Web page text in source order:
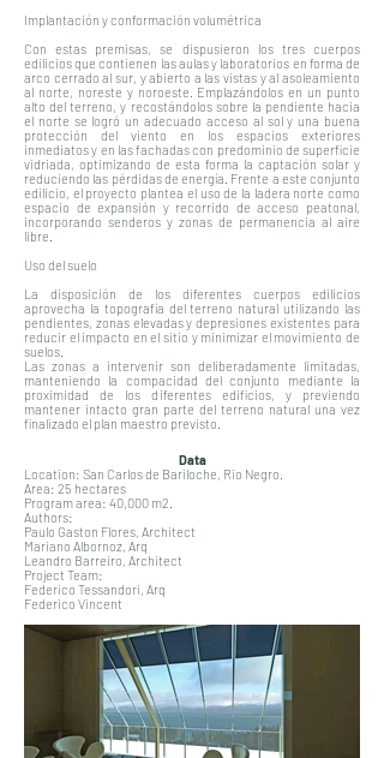
Implantación y conformación volumétrica
Con estas premisas, se dispusieron los tres cuerpos
edilicios que contienen las aulas y laboratorios en forma de
arco cerrado al sur, y abierto a las vistas y al asoleamiento
al norte, noreste y noroeste. Emplazándolos en un punto
alto del terreno, y recostándolos sobre la pendiente hacia
el norte se logró un adecuado acceso al sol y una buena
protección del viento en los espacios exteriores
inmediatos y en las fachadas con predominio de superficie
vidriada, optimizando de esta forma la captación solar y
reduciendo las pérdidas de energía. Frente a este conjunto
edilicio, el proyecto plantea el uso de la ladera norte como
espacio de expansión y recorrido de acceso peatonal,
incorporando senderos y zonas de permanencia al aire
libre.
Uso del suelo
La disposición de los diferentes cuerpos edilicios
aprovecha la topografía del terreno natural utilizando las
pendientes, zonas elevadas y depresiones existentes para
reducir el impacto en el sitio y minimizar el movimiento de
suelos.
Las zonas a intervenir son deliberadamente limitadas,
manteniendo la compacidad del conjunto mediante la
proximidad de los diferentes edificios, y previendo
mantener intacto gran parte del terreno natural una vez
finalizado el plan maestro previsto.
Data
Location: San Carlos de Bariloche, Rio Negro.
Area: 25 hectares
Program area: 40,000 m2.
Authors:
Paulo Gaston Flores, Architect
Mariano Albornoz, Arq
Leandro Barreiro, Architect
Project Team:
Federico Tessandori, Arq
Federico Vincent